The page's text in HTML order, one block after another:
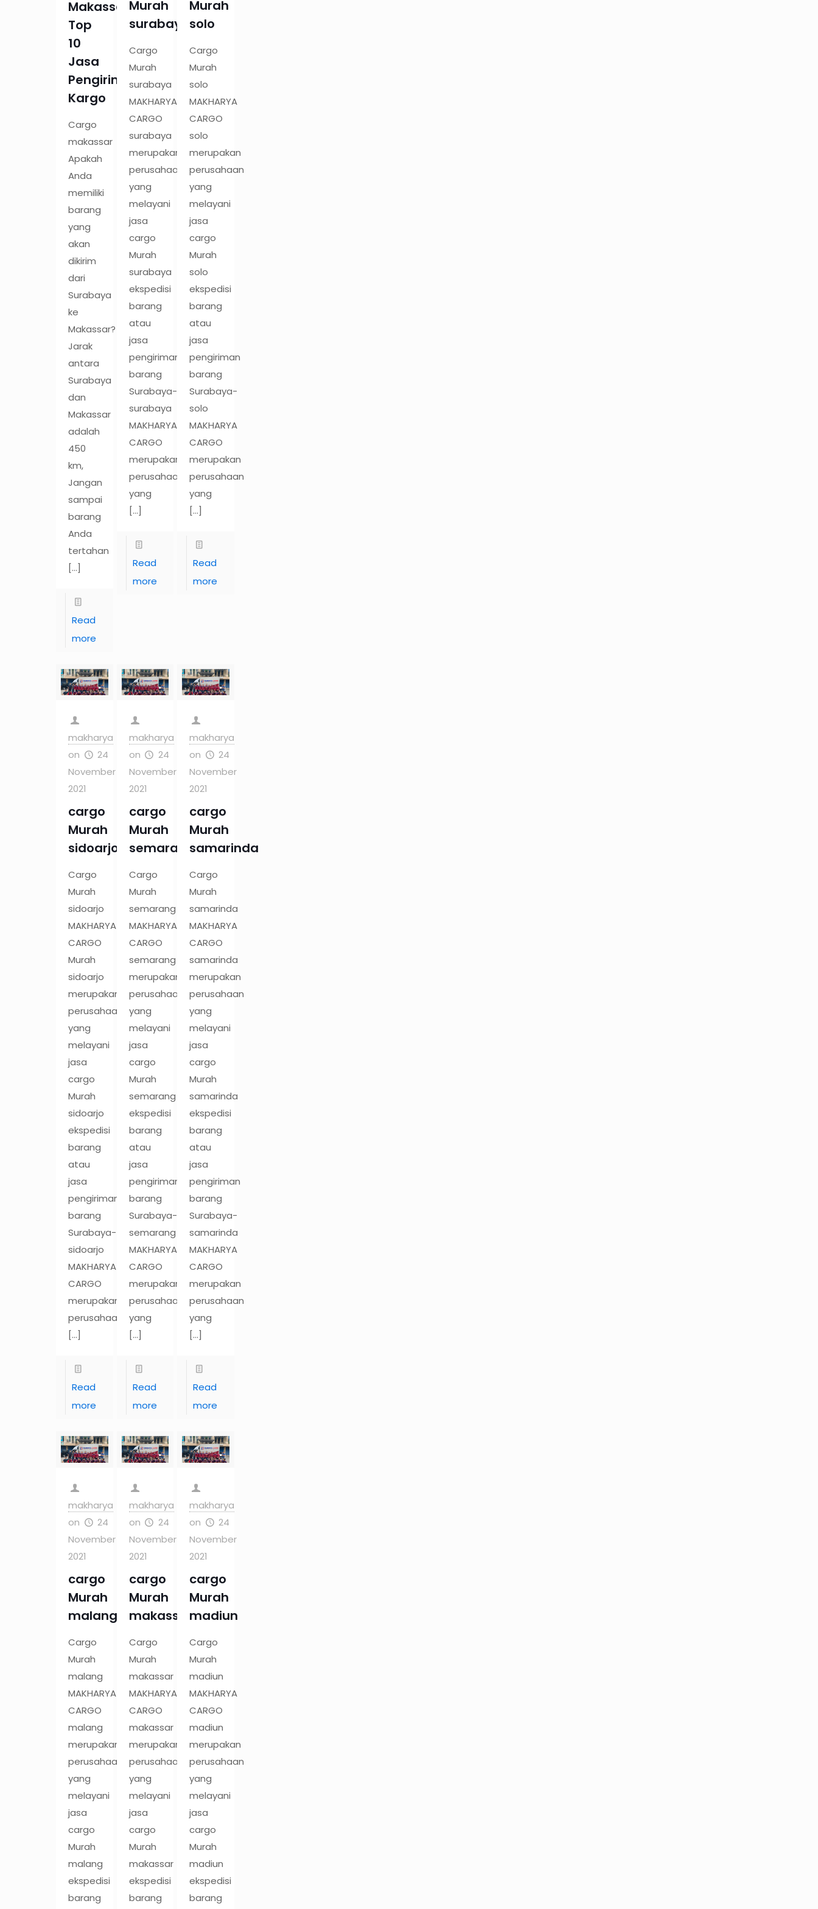
Makassar:
Top
10
Jasa
Pengiriman
Kargo
Cargo
makassar
Apakah
Anda
memiliki
barang
yang
akan
dikirim
dari
Surabaya
ke
Makassar?
Jarak
antara
Surabaya
dan
Makassar
adalah
450
km,
Jangan
sampai
barang
Anda
tertahan
[…]
Read
more
Murah
surabaya
Cargo
Murah
surabaya
MAKHARYA
CARGO
surabaya
merupakan
perusahaan
yang
melayani
jasa
cargo
Murah
surabaya
ekspedisi
barang
atau
jasa
pengiriman
barang
Surabaya-
surabaya
MAKHARYA
CARGO
merupakan
perusahaan
yang
[…]
Read
more
Murah
solo
Cargo
Murah
solo
MAKHARYA
CARGO
solo
merupakan
perusahaan
yang
melayani
jasa
cargo
Murah
solo
ekspedisi
barang
atau
jasa
pengiriman
barang
Surabaya-
solo
MAKHARYA
CARGO
merupakan
perusahaan
yang
[…]
Read
more
makharya
on
24
November
2021
cargo
Murah
sidoarjo
Cargo
Murah
sidoarjo
MAKHARYA
CARGO
Murah
sidoarjo
merupakan
perusahaan
yang
melayani
jasa
cargo
Murah
sidoarjo
ekspedisi
barang
atau
jasa
pengiriman
barang
Surabaya-
sidoarjo
MAKHARYA
CARGO
merupakan
perusahaan
[…]
Read
more
makharya
on
24
November
2021
cargo
Murah
semarang
Cargo
Murah
semarang
MAKHARYA
CARGO
semarang
merupakan
perusahaan
yang
melayani
jasa
cargo
Murah
semarang
ekspedisi
barang
atau
jasa
pengiriman
barang
Surabaya-
semarang
MAKHARYA
CARGO
merupakan
perusahaan
yang
[…]
Read
more
makharya
on
24
November
2021
cargo
Murah
samarinda
Cargo
Murah
samarinda
MAKHARYA
CARGO
samarinda
merupakan
perusahaan
yang
melayani
jasa
cargo
Murah
samarinda
ekspedisi
barang
atau
jasa
pengiriman
barang
Surabaya-
samarinda
MAKHARYA
CARGO
merupakan
perusahaan
yang
[…]
Read
more
makharya
on
24
November
2021
cargo
Murah
malang
Cargo
Murah
malang
MAKHARYA
CARGO
malang
merupakan
perusahaan
yang
melayani
jasa
cargo
Murah
malang
ekspedisi
barang
makharya
on
24
November
2021
cargo
Murah
makassar
Cargo
Murah
makassar
MAKHARYA
CARGO
makassar
merupakan
perusahaan
yang
melayani
jasa
cargo
Murah
makassar
ekspedisi
barang
makharya
on
24
November
2021
cargo
Murah
madiun
Cargo
Murah
madiun
MAKHARYA
CARGO
madiun
merupakan
perusahaan
yang
melayani
jasa
cargo
Murah
madiun
ekspedisi
barang